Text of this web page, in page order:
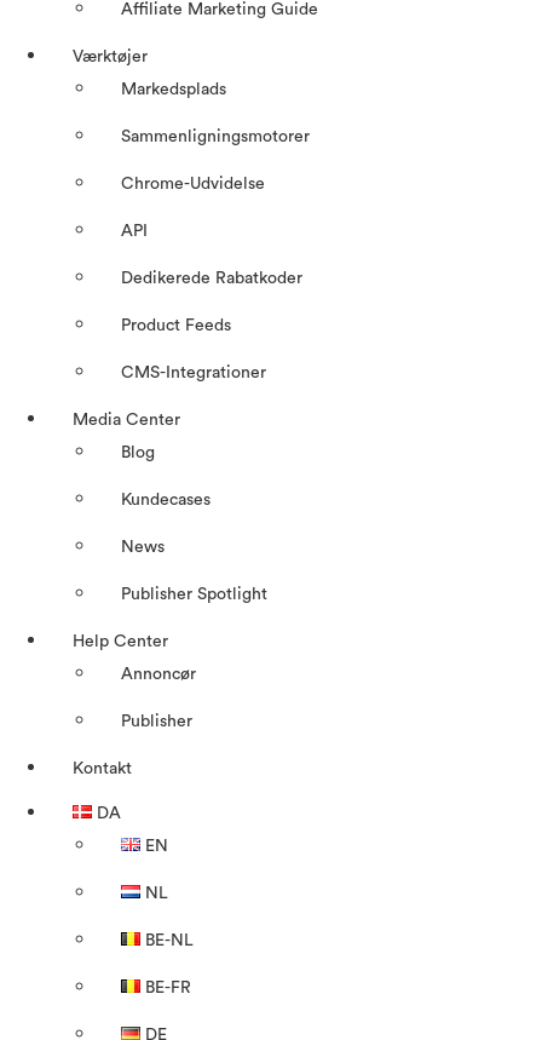
Affiliate Marketing Guide
Værktøjer
Markedsplads
Sammenligningsmotorer
Chrome-Udvidelse
API
Dedikerede Rabatkoder
Product Feeds
CMS-Integrationer
Media Center
Blog
Kundecases
News
Publisher Spotlight
Help Center
Annoncør
Publisher
Kontakt
DA
EN
NL
BE-NL
BE-FR
DE